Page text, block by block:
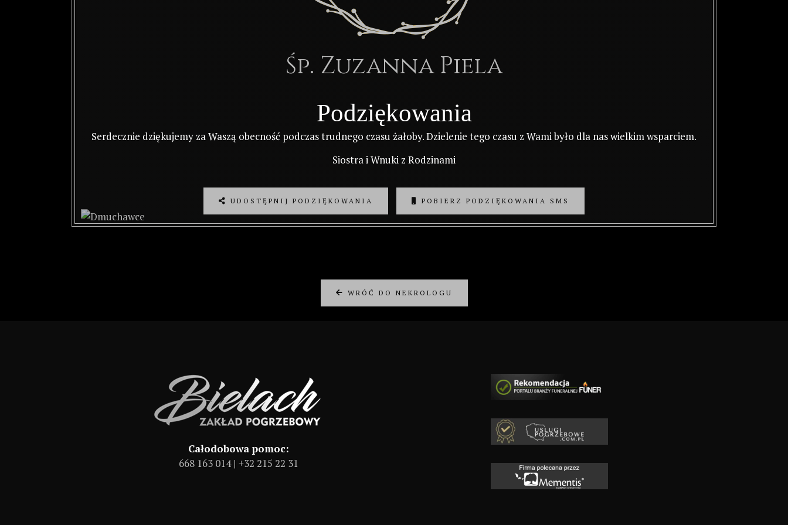
Śp. Zuzanna Piela
Podziękowania
Serdecznie dziękujemy za Waszą obecność podczas trudnego czasu żałoby. Dzielenie tego czasu z Wami było dla nas wielkim wsparciem.
Siostra i Wnuki z Rodzinami
UDOSTĘPNIJ PODZIĘKOWANIA POBIERZ PODZIĘKOWANIA SMS
WRÓĆ DO NEKROLOGU
Całodobowa pomoc:
668 163 014| +32 215 22 31